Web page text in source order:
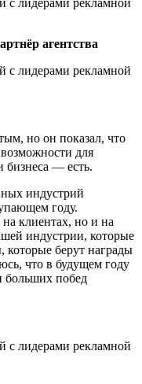
агентства
но он показал, что
для
бизнеса — есть.
индустрий
году.
на клиентах, но и на
индустрии, которые
которые берут награды
что в будущем году
больших побед